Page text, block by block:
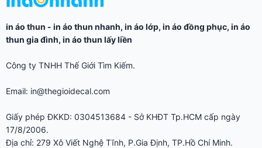
in áo thun - in áo thun nhanh, in áo lớp, in áo đồng phục, in áo
thun gia đình, in áo thun lấy liền
Công ty TNHH Thế Giới Tìm Kiếm.
Email: in@thegioidecal.com
Giấy phép ĐKKD: 0304513684 - Sở KHĐT Tp.HCM cấp ngày
17/8/2006.
Địa chỉ: 279 Xô Viết Nghệ Tĩnh, P.Gia Định, TP.Hồ Chí Minh.